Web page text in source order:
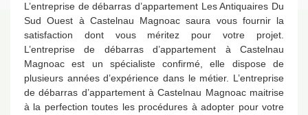
L’entreprise de débarras d’appartement Les Antiquaires Du
Sud Ouest à Castelnau Magnoac saura vous fournir la
satisfaction dont vous méritez pour votre projet.
L’entreprise de débarras d’appartement à Castelnau
Magnoac est un spécialiste confirmé, elle dispose de
plusieurs années d’expérience dans le métier. L’entreprise
de débarras d’appartement à Castelnau Magnoac maitrise
à la perfection toutes les procédures à adopter pour votre